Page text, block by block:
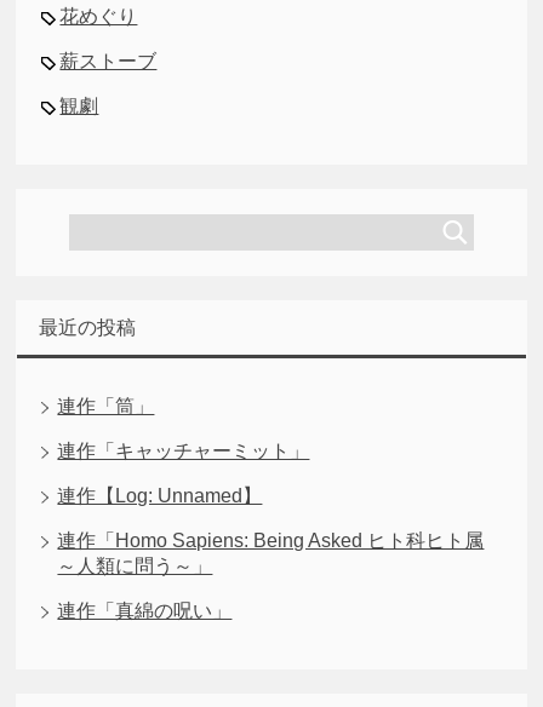
花めぐり
薪ストーブ
観劇
最近の投稿
連作「筒」
連作「キャッチャーミット」
連作【Log: Unnamed】
連作「Homo Sapiens: Being Asked ヒト科ヒト属
～人類に問う～」
連作「真綿の呪い」